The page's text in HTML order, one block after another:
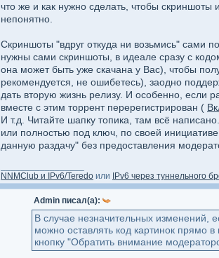
что же и как нужно сделать, чтобы скриншоты
непонятно.
Скриншоты "вдруг откуда ни возьмись" сами
нужны сами скриншоты, в идеале сразу с
она может быть уже скачана у Вас), чтобы
рекомендуется, не ошибетесь), заодно
дать вторую жизнь релизу. И особенно, если
вместе с этим торрент перерегистрирован (
И т.д. Читайте шапку топика, там всё
или полностью под ключ, по своей
данную раздачу" без предоставления
NNMClub и IPv6/Teredo или IPv6 через туннельного
Admin писал(а):
В случае незначительных изменений,
можно оставлять код картинок прямо
кнопку "Обратить внимание